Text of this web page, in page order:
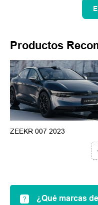
Productos
ZEEKR 007 2023
¿Qué marcas